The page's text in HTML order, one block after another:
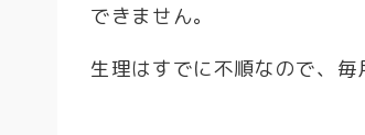
できません。
生理はすでに不順なので、毎